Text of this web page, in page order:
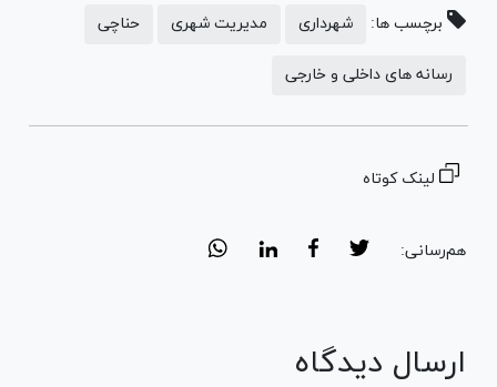
برچسب ها: شهرداری مدیریت شهری حناچی
رسانه های داخلی و خارجی
لینک کوتاه
هم‌رسانی:
ارسال دیدگاه